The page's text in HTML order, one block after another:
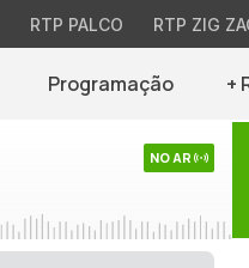
RTP PALCO RTP ZIG
Programação +
NO AR